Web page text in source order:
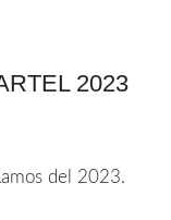
2023
del 2023.